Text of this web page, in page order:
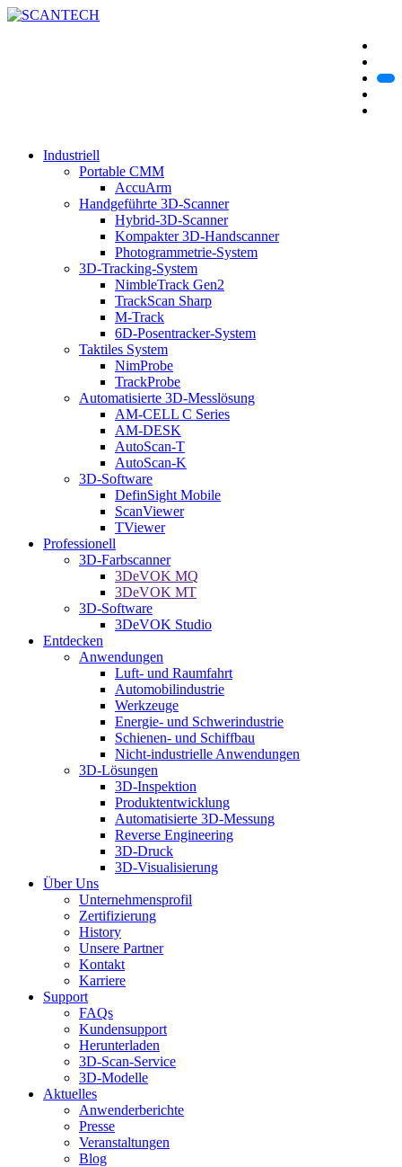
Industriell
Portable CMM
AccuArm
Handgeführte 3D-Scanner
Hybrid-3D-Scanner
Kompakter 3D-Handscanner
Photogrammetrie-System
3D-Tracking-System
NimbleTrack Gen2
TrackScan Sharp
M-Track
6D-Posentracker-System
Taktiles System
NimProbe
TrackProbe
Automatisierte 3D-Messlösung
AM-CELL C Series
AM-DESK
AutoScan-T
AutoScan-K
3D-Software
DefinSight Mobile
ScanViewer
TViewer
Professionell
3D-Farbscanner
3DeVOK MQ
3DeVOK MT
3D-Software
3DeVOK Studio
Entdecken
Anwendungen
Luft- und Raumfahrt
Automobilindustrie
Werkzeuge
Energie- und Schwerindustrie
Schienen- und Schiffbau
Nicht-industrielle Anwendungen
3D-Lösungen
3D-Inspektion
Produktentwicklung
Automatisierte 3D-Messung
Reverse Engineering
3D-Druck
3D-Visualisierung
Über Uns
Unternehmensprofil
Zertifizierung
History
Unsere Partner
Kontakt
Karriere
Support
FAQs
Kundensupport
Herunterladen
3D-Scan-Service
3D-Modelle
Aktuelles
Anwenderberichte
Presse
Veranstaltungen
Blog